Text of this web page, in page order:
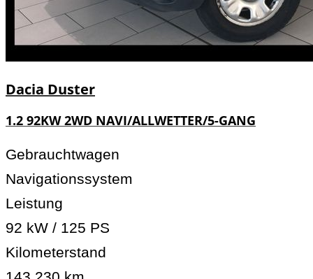
Dacia Duster
1.2 92KW 2WD NAVI/ALLWETTER/5-GANG
Gebrauchtwagen
Navigationssystem
Leistung
92 kW / 125 PS
Kilometerstand